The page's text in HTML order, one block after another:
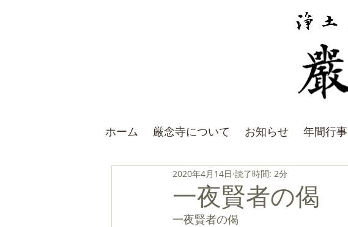
ホーム 厳念寺について お知らせ 年間行事
一夜賢者の偈
2020年4月14日 読了時間: 2分
一夜賢者の偈